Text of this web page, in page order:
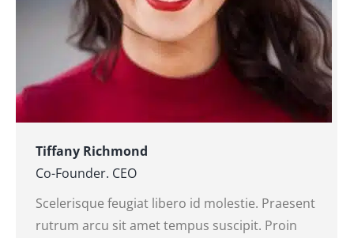
Tiffany Richmond
Co-Founder. CEO
Scelerisque feugiat libero id molestie. Praesent
rutrum arcu sit amet tempus suscipit. Proin